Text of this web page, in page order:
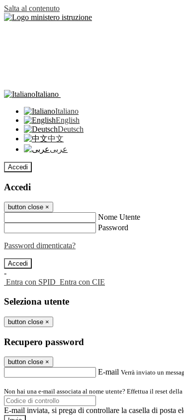
Salta al contenuto
Italiano
Italiano
English
Deutsch
中文
عربى
Accedi
Accedi
button close ×
Nome Utente
Password
Password dimenticata?
-
Entra con SPID Entra con CIE
Seleziona utente
button close ×
Recupero password
button close ×
E-mail Verrà inviato un
Non hai una e-mail associata al nome utente? Effettua il reset
E-mail inviata, si prega di controllare la casella di posta